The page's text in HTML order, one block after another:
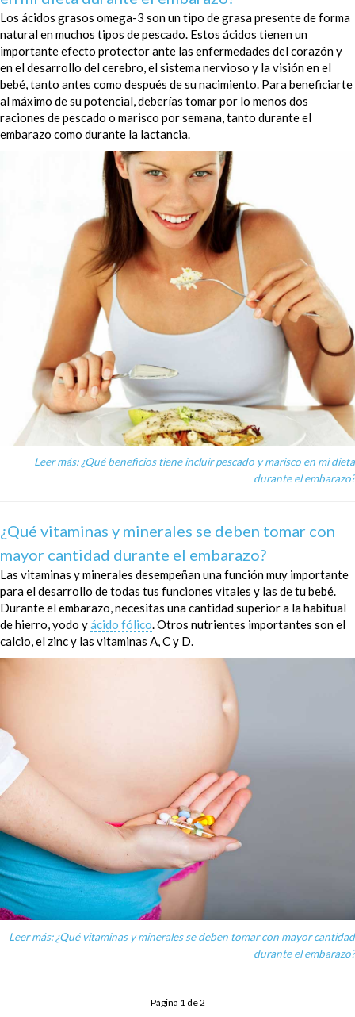
Los ácidos grasos omega-3 son un tipo de grasa presente de forma
natural en muchos tipos de pescado. Estos ácidos tienen un
importante efecto protector ante las enfermedades del corazón y
en el desarrollo del cerebro, el sistema nervioso y la visión en el
bebé, tanto antes como después de su nacimiento. Para beneficiarte
al máximo de su potencial, deberías tomar por lo menos dos
raciones de pescado o marisco por semana, tanto durante el
embarazo como durante la lactancia.
Leer más: ¿Qué beneficios tiene incluir pescado y marisco en mi dieta
durante el embarazo?
¿Qué vitaminas y minerales se deben tomar con
mayor cantidad durante el embarazo?
Las vitaminas y minerales desempeñan una función muy importante
para el desarrollo de todas tus funciones vitales y las de tu bebé.
Durante el embarazo, necesitas una cantidad superior a la habitual
de hierro, yodo yácido fólico. Otros nutrientes importantes son el
calcio, el zinc y las vitaminas A, C y D.
Leer más: ¿Qué vitaminas y minerales se deben tomar con mayor cantidad
durante el embarazo?
Página 1 de 2